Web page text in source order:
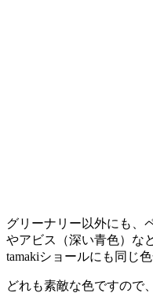
グリーナリー以外にも、
やアビス（深い青色）な
tamakiショールにも同じ
どれも素敵な色ですので